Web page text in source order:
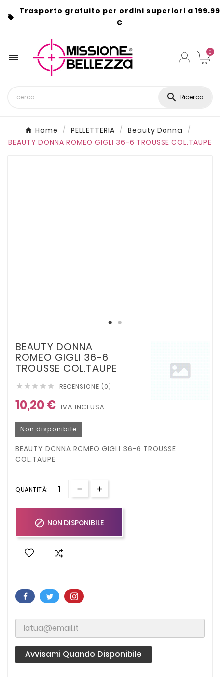

Trasporto gratuito per ordini superiori a 199.99
€
 0
 Ricerca
Home PELLETTERIA
Beauty Donna
BEAUTY DONNA ROMEO GIGLI 36-6 TROUSSE COL.TAUPE
BEAUTY DONNA
ROMEO GIGLI 36-6
TROUSSE COL.TAUPE
     RECENSIONE (0)
10,20 € IVA INCLUSA
Non disponibile
BEAUTY DONNA ROMEO GIGLI 36-6 TROUSSE
COL.TAUPE
QUANTITÀ:
 NON DISPONIBILE
Avvisami Quando Disponibile